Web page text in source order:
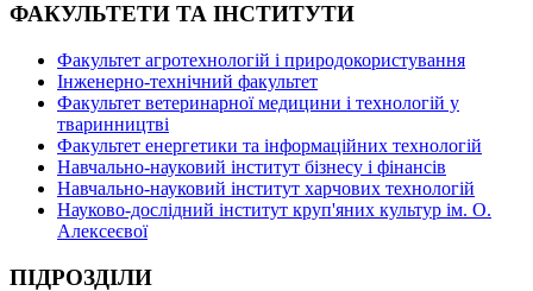
ФАКУЛЬТЕТИ ТА ІНСТИТУТИ
Факультет агротехнологій і природокористування
Інженерно-технічний факультет
Факультет ветеринарної медицини і технологій у
тваринництві
Факультет енергетики та інформаційних технологій
Навчально-науковий інститут бізнесу і фінансів
Навчально-науковий інститут харчових технологій
Науково-дослідний інститут круп'яних культур ім. О.
Алексеєвої
ПІДРОЗДІЛИ